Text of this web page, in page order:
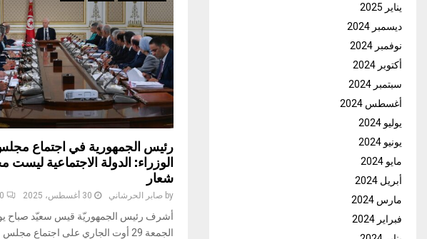
رئيس الجمهورية في اجتماع
الوزراء: الدولة الاجتماعية ليست
شعار
by صابر الحرشاني 30 أغسطس، 2025 0
أشرف رئيس الجمهوريّة قيس سعيّد صباح
الجمعة 29 أوت الجاري على اجتماع
يناير 2025
ديسمبر 2024
نوفمبر 2024
أكتوبر 2024
سبتمبر 2024
أغسطس 2024
يوليو 2024
يونيو 2024
مايو 2024
أبريل 2024
مارس 2024
فبراير 2024